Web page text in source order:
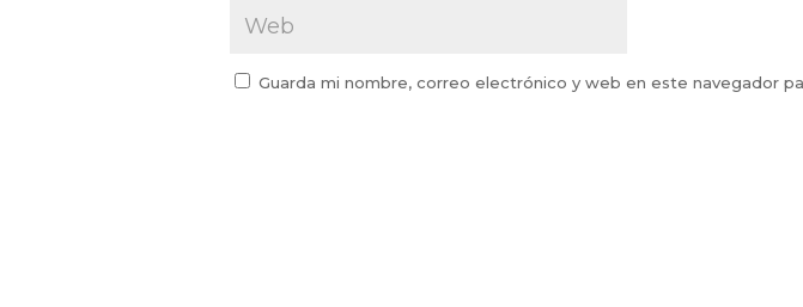
Guarda mi nombre, correo electrónico y web en este navegador